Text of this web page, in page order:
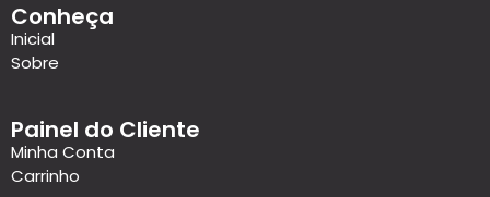
Conheça
Inicial
Sobre
Painel do Cliente
Minha Conta
Carrinho